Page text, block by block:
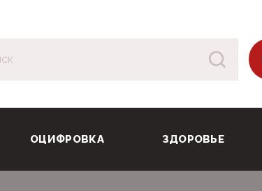
ОЦИФРОВКА ЗДОРОВЬЕ